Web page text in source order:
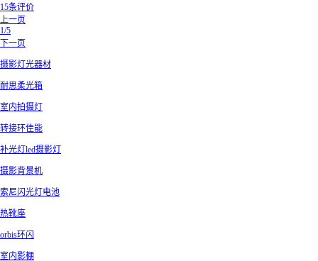
15条评价
上一页
1/5
下一页
摄影灯光器材
耐思柔光箱
室内拍摄灯
转接环佳能
补光灯led摄影灯
摄影背景机
索尼闪光灯电池
热靴座
orbis环闪
室内影棚